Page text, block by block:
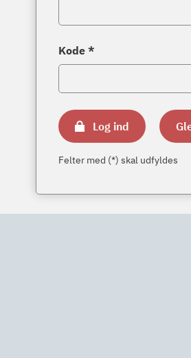
Kode *
Log ind
Felter med (*) skal udfyldes